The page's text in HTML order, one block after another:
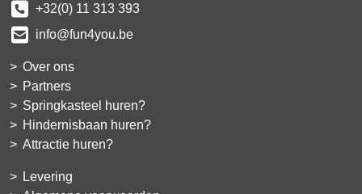
+32(0) 11 313 393
info@fun4you.be
Over ons
Partners
Springkasteel huren?
Hindernisbaan huren?
Attractie huren?
Levering